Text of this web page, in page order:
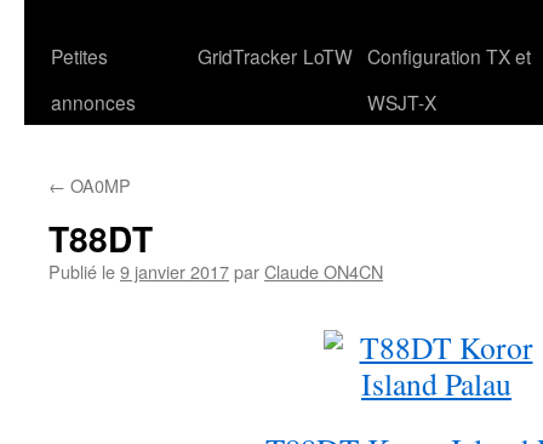
Petites
annonces
GridTracker LoTW Configuration TX et
WSJT-X
← OA0MP
T88DT
Publié le9 janvier 2017parClaude ON4CN